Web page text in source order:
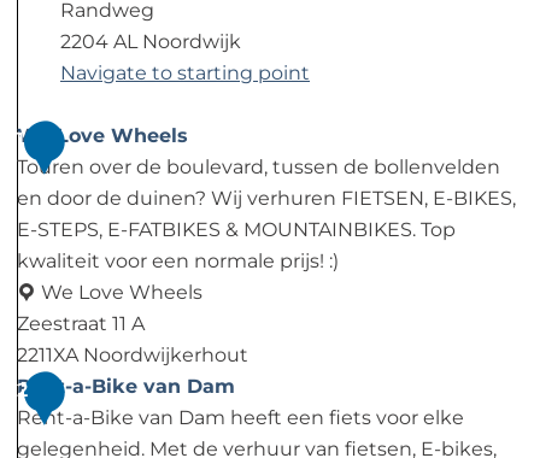
Randweg
2204 AL Noordwijk
Navigate to starting point
1
We Love Wheels
Touren over de boulevard, tussen de bollenvelden
en door de duinen? Wij verhuren FIETSEN, E-BIKES,
E-STEPS, E-FATBIKES & MOUNTAINBIKES. Top
kwaliteit voor een normale prijs! :)
We Love Wheels
Zeestraat 11 A
2211XA Noordwijkerhout
W
e
L
2
Rent-a-Bike van Dam
Rent-a-Bike van Dam heeft een fiets voor elke
gelegenheid. Met de verhuur van fietsen, E-bikes,